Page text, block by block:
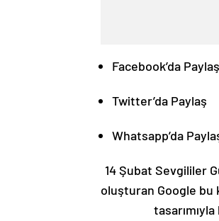
Facebook’da Paylaş
Twitter’da Paylaş
Whatsapp’da
14 Şubat Sevgililer
oluşturan Google bu